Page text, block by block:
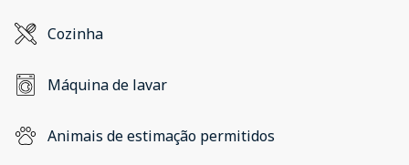
Cozinha
Máquina de lavar
Animais de estimação permitidos